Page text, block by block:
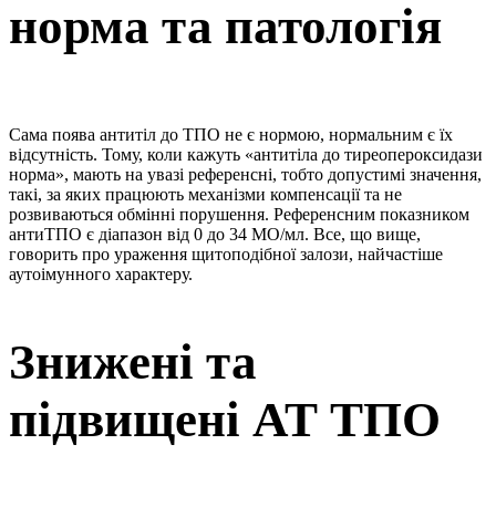
норма та патологія
Сама поява антитіл до ТПО не є нормою, нормальним є їх
відсутність. Тому, коли кажуть «антитіла до тиреопероксидази
норма», мають на увазі референсні, тобто допустимі значення,
такі, за яких працюють механізми компенсації та не
розвиваються обмінні порушення. Референсним показником
антиТПО є діапазон від 0 до 34 МО/мл. Все, що вище,
говорить про ураження щитоподібної залози, найчастіше
аутоімунного характеру.
Знижені та
підвищені АТ ТПО